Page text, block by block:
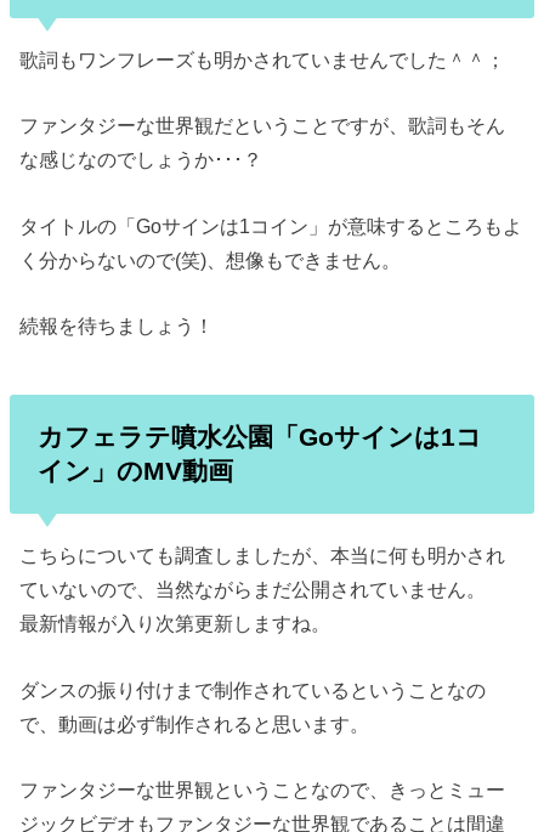
歌詞もワンフレーズも明かされていませんでした＾＾；
ファンタジーな世界観だということですが、歌詞もそん
な感じなのでしょうか･･･？
タイトルの「Goサインは1コイン」が意味するところもよ
く分からないので(笑)、想像もできません。
続報を待ちましょう！
カフェラテ噴水公園「Goサインは1コ
イン」のMV動画
こちらについても調査しましたが、本当に何も明かされ
ていないので、当然ながらまだ公開されていません。
最新情報が入り次第更新しますね。
ダンスの振り付けまで制作されているということなの
で、動画は必ず制作されると思います。
ファンタジーな世界観ということなので、きっとミュー
ジックビデオもファンタジーな世界観であることは間違